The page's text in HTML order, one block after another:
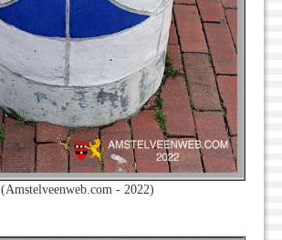
(Amstelveenweb.com - 2022)